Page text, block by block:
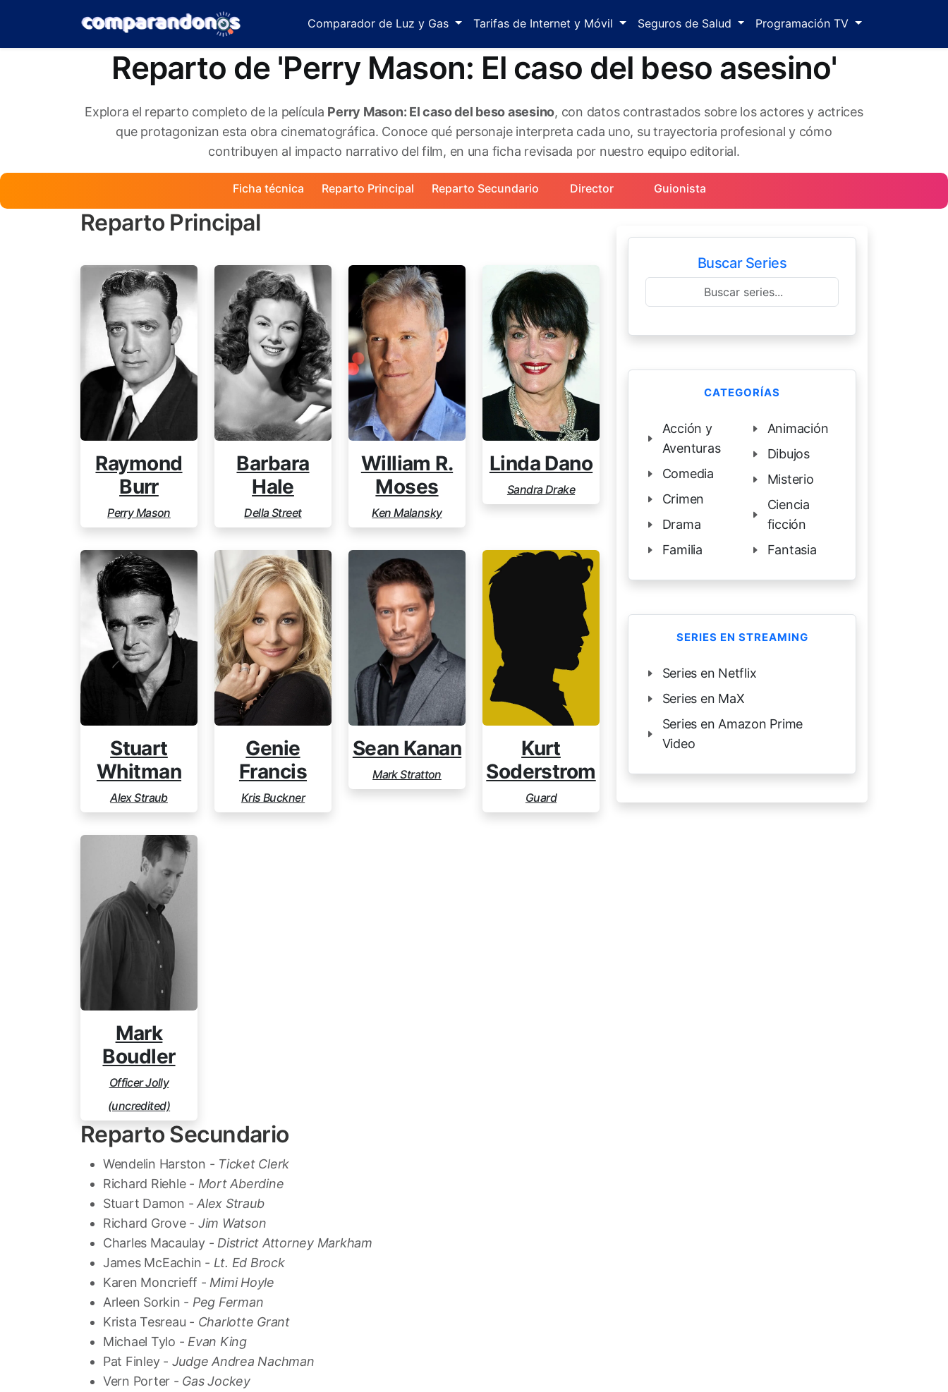
Comparador de Luz y Gas Tarifas de Internet y Móvil Seguros de Salud Programación TV
Reparto de 'Perry Mason: El caso del beso asesino'
Explora el reparto completo de la película Perry Mason: El caso del beso asesino, con datos contrastados sobre los actores y actrices
que protagonizan esta obra cinematográfica. Conoce qué personaje interpreta cada uno, su trayectoria profesional y cómo
contribuyen al impacto narrativo del film, en una ficha revisada por nuestro equipo editorial.
Ficha técnica Reparto Principal Reparto Secundario Director Guionista
Reparto Principal
Raymond
Burr
Perry Mason
Barbara
Hale
Della Street
William R.
Moses
Ken Malansky
Linda Dano
Sandra Drake
Stuart
Whitman
Alex Straub
Genie
Francis
Kris Buckner
Sean Kanan
Mark Stratton
Kurt
Soderstrom
Guard
Mark
Boudler
Officer Jolly
(uncredited)
Reparto Secundario
Wendelin Harston - Ticket Clerk
Richard Riehle - Mort Aberdine
Stuart Damon -Alex Straub
Richard Grove - Jim Watson
Charles Macaulay - District Attorney Markham
James McEachin - Lt. Ed Brock
Karen Moncrieff - Mimi Hoyle
Arleen Sorkin - Peg Ferman
Krista Tesreau - Charlotte Grant
Michael Tylo - Evan King
Pat Finley - Judge Andrea Nachman
Vern Porter - Gas Jockey
Buscar Series
CATEGORÍAS
Acción y
Aventuras
Comedia
Crimen
Drama
Familia
Animación
Dibujos
Misterio
Ciencia
ficción
Fantasia
SERIES EN STREAMING
Series en Netflix
Series en MaX
Series en Amazon Prime
Video